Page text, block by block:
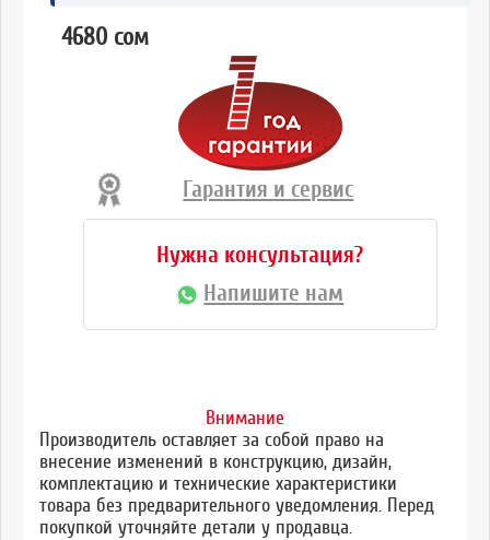
4680 сом
Гарантия и сервис
Нужна консультация?
Напишите нам
Внимание
Производитель оставляет за собой право на
внесение изменений в конструкцию, дизайн,
комплектацию и технические характеристики
товара без предварительного уведомления. Перед
покупкой уточняйте детали у продавца.